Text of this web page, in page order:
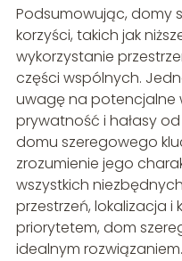
Podsumowując, domy
korzyści, takich jak
wykorzystanie
części wspólnych.
uwagę na potencjalne
prywatność i hałasy
domu szeregowego
zrozumienie jego
wszystkich
przestrzeń, lokalizacja i
priorytetem, dom
idealnym rozwiązaniem.